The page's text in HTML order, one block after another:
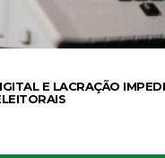
E LACRAÇÃO